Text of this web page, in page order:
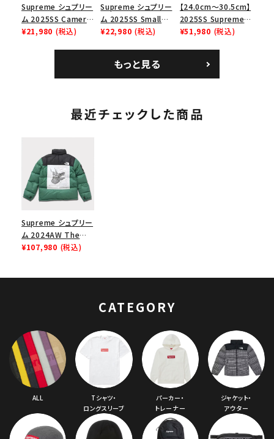
Supreme シュプリー
ム 2025SS Camera
Bag + Mini Pouch
¥21,980 (税込)
Supreme シュプリー
ム 2025SS Small
Box Tee スモールボ
¥22,980 (税込)
【24.0cm～30.5cm】
2025SS Supreme
GOODENOUGH
ムグッドイナフ ナイキ
エアフォース１スニー
¥51,980 (税込)
もっと見る
最近チェックした商品
Supreme シュプリー
ム 2024AW The
North Face Nuptse
¥107,980 (税込)
CATEGORY
ALL
Tシャツ・
ロングスリーブ
パーカー・
トレーナー
ジャケット・
アウター